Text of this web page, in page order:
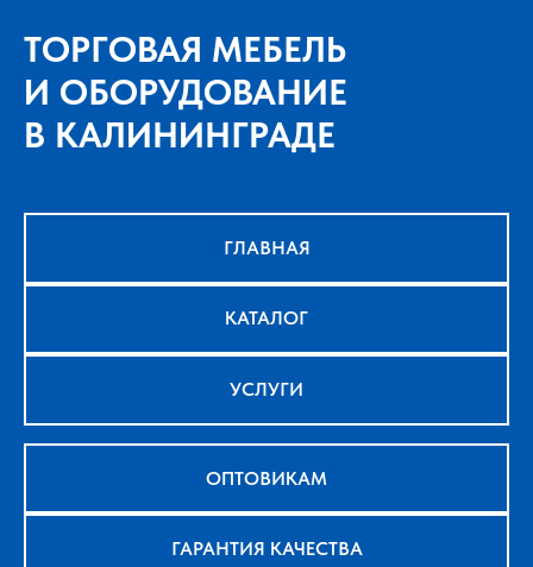
ТОРГОВАЯ МЕБЕЛЬ
И ОБОРУДОВАНИЕ
В КАЛИНИНГРАДЕ
ГЛАВНАЯ
КАТАЛОГ
УСЛУГИ
ОПТОВИКАМ
ГАРАНТИЯ КАЧЕСТВА